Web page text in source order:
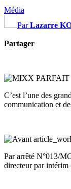
Média
ParLazarre
Partager
C’est l’une des
communication et
Par arrêté N°013/
directeur par